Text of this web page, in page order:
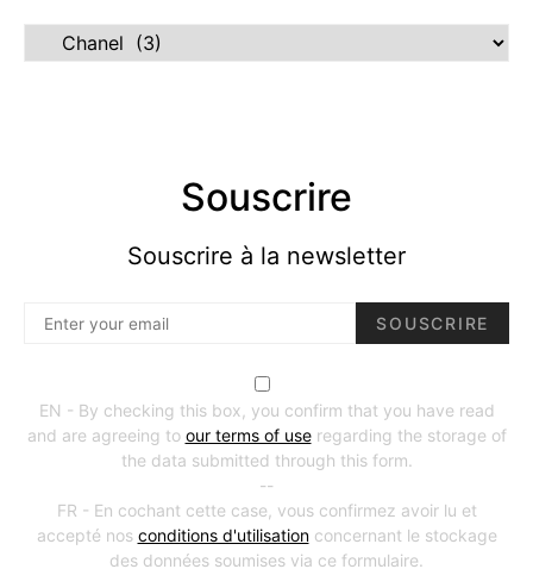
Marques
Souscrire
Souscrire à la newsletter
SOUSCRIRE
EN - By checking this box, you confirm that you have read
and are agreeing to our terms of useregarding the storage of
the data submitted through this form.
--
FR - En cochant cette case, vous confirmez avoir lu et
accepté nos conditions d'utilisationconcernant le stockage
des données soumises via ce formulaire.